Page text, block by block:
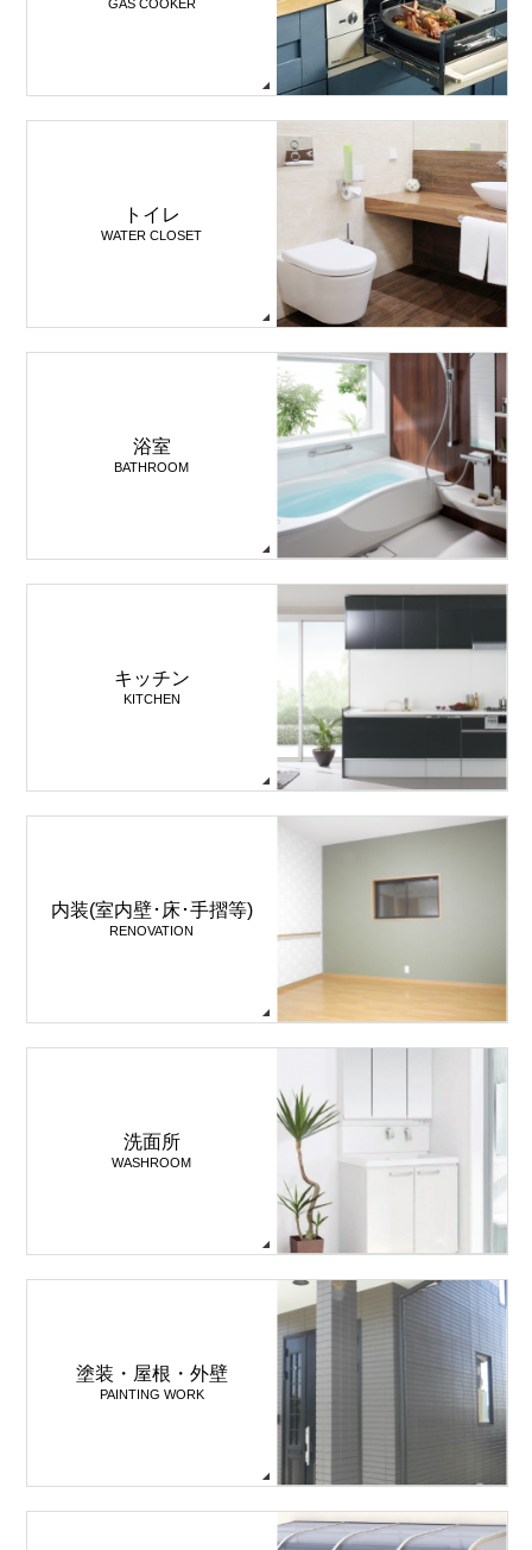
GAS COOKER
トイレ
WATER CLOSET
浴室
BATHROOM
キッチン
KITCHEN
内装(室内壁･床･手摺等)
RENOVATION
洗面所
WASHROOM
塗装・屋根・外壁
PAINTING WORK